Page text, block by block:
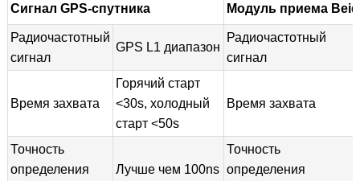
Сигнал GPS-спутника Модуль приема
Радиочастотный
сигнал
GPS L1 диапазон
Радиочастотный
сигнал
Время захвата
Горячий старт
<30s, холодный
старт <50s
Время захвата
Точность
определения
Лучше чем 100ns
Точность
определения